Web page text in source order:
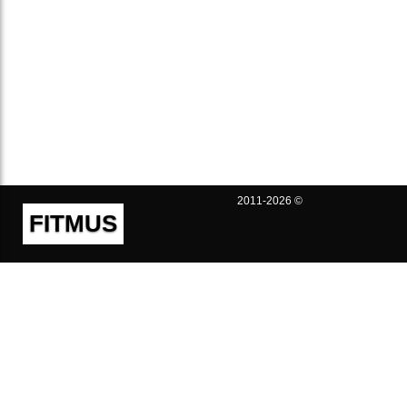
FITMUS
2011-2026 ©